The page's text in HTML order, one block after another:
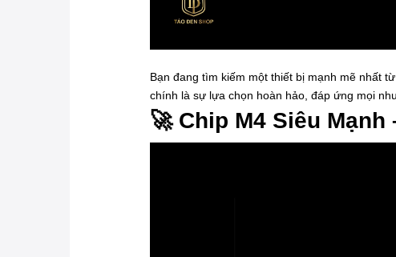
Bạn đang tìm kiếm một thiết bị mạnh mẽ nhất
chính là sự lựa chọn hoàn hảo, đáp ứng mọi
🚀 Chip M4 Siêu